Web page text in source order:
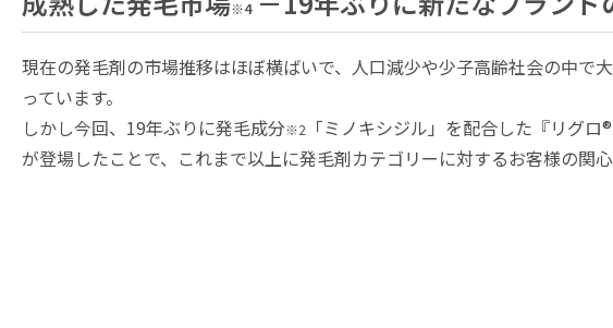
※4
現在の発毛剤の市場推移はほぼ横ばいで、人口減少や少子高齢社会の中で
っています。
しかし今回、19年ぶりに発毛成分※2
「ミノキシジル」を配合した『リグ
が登場したことで、これまで以上に発毛剤カテゴリーに対するお客様の関